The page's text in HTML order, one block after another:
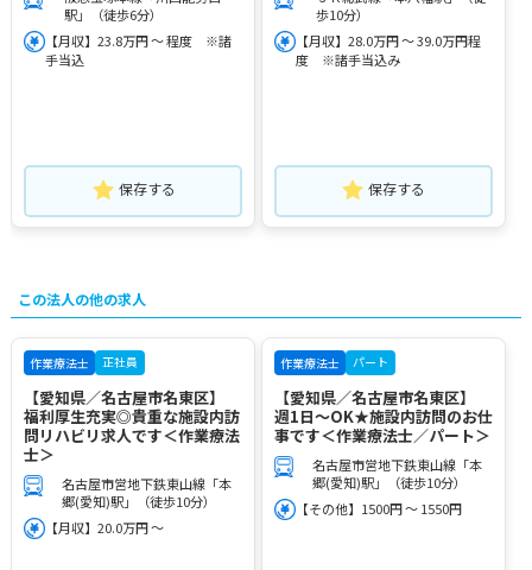
駅」（徒歩6分）
【月収】23.8万円 ～ 程度 ※諸
手当込
保存する
歩10分）
【月収】28.0万円 ～ 39.0万円程
度 ※諸手当込み
保存する
この法人の他の求人
作業療法士 正社員
【愛知県／名古屋市名東区】
福利厚生充実◎貴重な施設内訪
問リハビリ求人です＜作業療法
士＞
名古屋市営地下鉄東山線「本
郷(愛知)駅」（徒歩10分）
【月収】20.0万円 ～
作業療法士 パート
【愛知県／名古屋市名東区】
週1日～OK★施設内訪問のお仕
事です＜作業療法士／パート＞
名古屋市営地下鉄東山線「本
郷(愛知)駅」（徒歩10分）
【その他】1500円 ～ 1550円